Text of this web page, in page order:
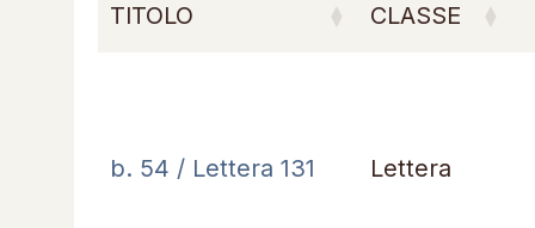
TITOLO CLASSE
b. 54 / Lettera 131 Lettera